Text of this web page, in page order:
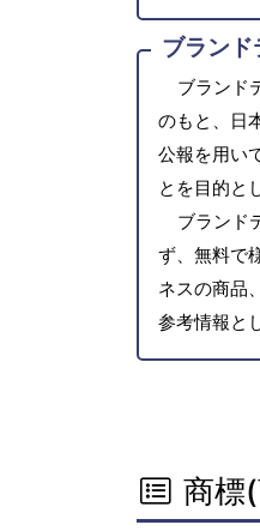
ブラン
ブランド
のもと、日
公報を用い
とを目的と
ブランド
ず、無料で
ネスの商品
参考情報と
商標